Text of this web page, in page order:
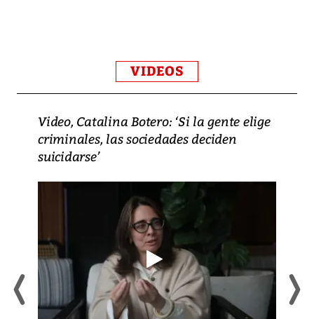
VIDEOS
Video, Catalina Botero: ‘Si la gente elige
criminales, las sociedades deciden
suicidarse’